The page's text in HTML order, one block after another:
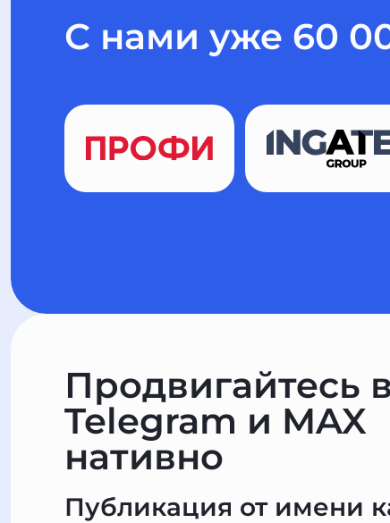
С нами уже 60
Продвигайтесь в
Telegram и MAX
нативно
Публикация от имени